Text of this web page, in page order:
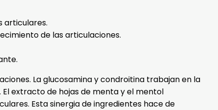
articulares.
de las articulaciones.
La glucosamina y condroitina trabajan en la
extracto de hojas de menta y el mentol
Esta sinergia de ingredientes hace de